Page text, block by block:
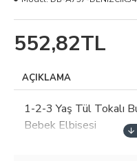
552,82TL
AÇIKLAMA
1-2-3 Yaş Tül Tokalı
Bebek Elbisesi